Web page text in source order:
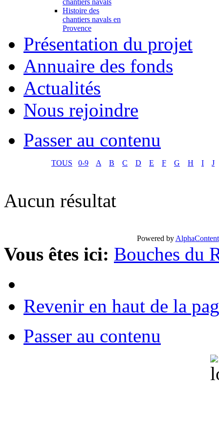
Histoire des
chantiers navals en
Provence
Présentation du projet
Annuaire des fonds
Actualités
Nous rejoindre
Passer au contenu
TOUS 0-9 A B C D E F G H I J
Aucun résultat
Powered by AlphaContent
Vous êtes ici: Bouches du
Revenir en haut de la
Passer au contenu